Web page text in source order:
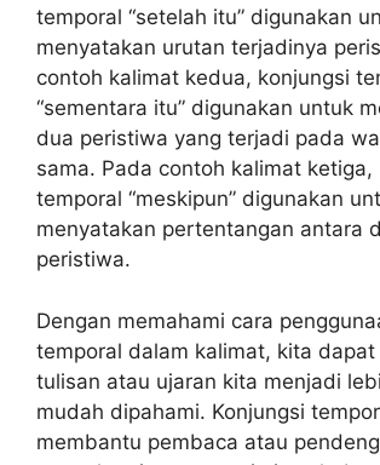
temporal “setelah itu” digunakan
menyatakan urutan terjadinya
contoh kalimat kedua, konjungsi
“sementara itu” digunakan untuk
dua peristiwa yang terjadi pada
sama. Pada contoh kalimat ketiga,
temporal “meskipun” digunakan
menyatakan pertentangan antara
peristiwa.
Dengan memahami cara
temporal dalam kalimat, kita
tulisan atau ujaran kita menjadi
mudah dipahami. Konjungsi
membantu pembaca atau